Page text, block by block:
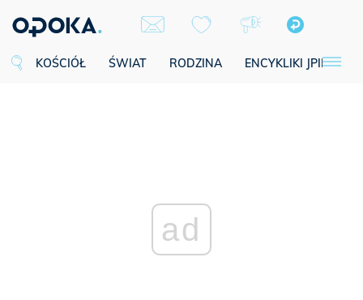
KOŚCIÓŁ ŚWIAT RODZINA ENCYKLIKI JPII
ad